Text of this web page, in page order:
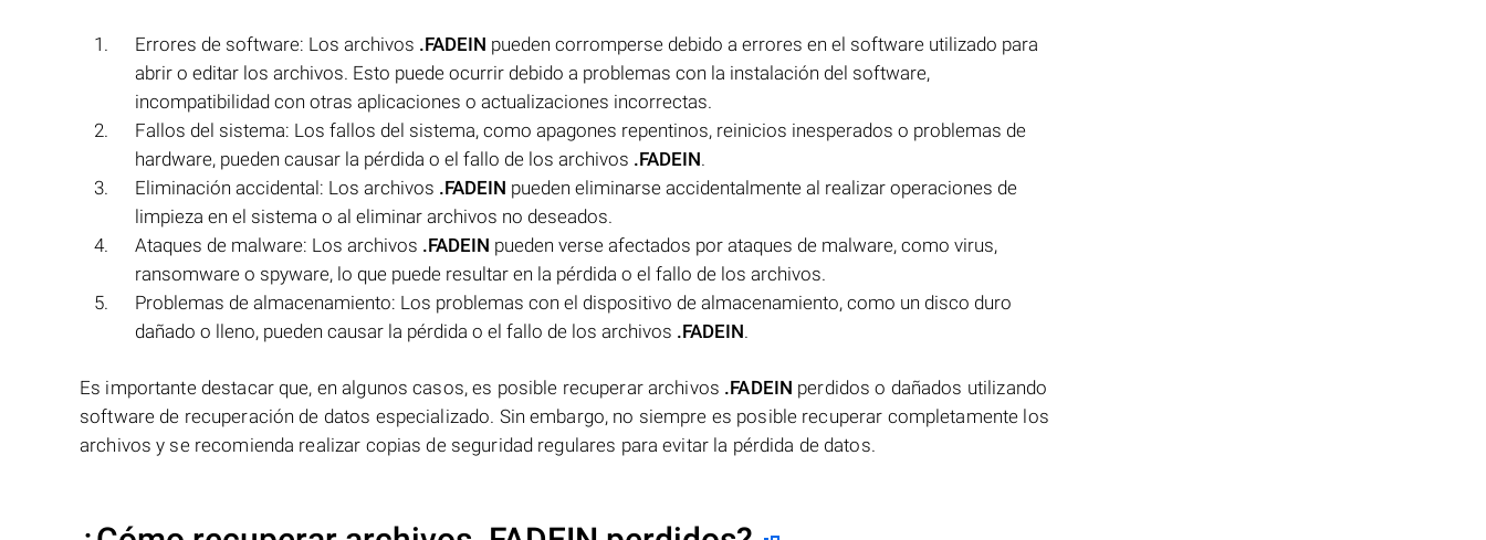
Errores de software: Los archivos .FADEIN pueden corromperse debido a errores en el software utilizado para
abrir o editar los archivos. Esto puede ocurrir debido a problemas con la instalación del software,
incompatibilidad con otras aplicaciones o actualizaciones incorrectas.
Fallos del sistema: Los fallos del sistema, como apagones repentinos, reinicios inesperados o problemas de
hardware, pueden causar la pérdida o el fallo de los archivos .FADEIN.
Eliminación accidental: Los archivos .FADEIN pueden eliminarse accidentalmente al realizar operaciones de
limpieza en el sistema o al eliminar archivos no deseados.
Ataques de malware: Los archivos .FADEIN pueden verse afectados por ataques de malware, como virus,
ransomware o spyware, lo que puede resultar en la pérdida o el fallo de los archivos.
Problemas de almacenamiento: Los problemas con el dispositivo de almacenamiento, como un disco duro
dañado o lleno, pueden causar la pérdida o el fallo de los archivos .FADEIN.
Es importante destacar que, en algunos casos, es posible recuperar archivos .FADEIN perdidos o dañados utilizando
software de recuperación de datos especializado. Sin embargo, no siempre es posible recuperar completamente los
archivos y se recomienda realizar copias de seguridad regulares para evitar la pérdida de datos.